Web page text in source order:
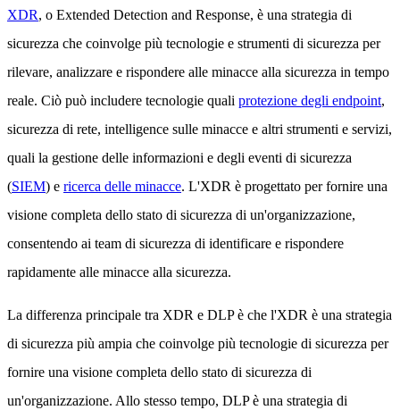
XDR, o Extended Detection and Response, è una strategia di
sicurezza che coinvolge più tecnologie e strumenti di sicurezza per
rilevare, analizzare e rispondere alle minacce alla sicurezza in tempo
reale. Ciò può includere tecnologie quali protezione degli endpoint,
sicurezza di rete, intelligence sulle minacce e altri strumenti e servizi,
quali la gestione delle informazioni e degli eventi di sicurezza
(SIEM) e ricerca delle minacce. L'XDR è progettato per fornire una
visione completa dello stato di sicurezza di un'organizzazione,
consentendo ai team di sicurezza di identificare e rispondere
rapidamente alle minacce alla sicurezza.
La differenza principale tra XDR e DLP è che l'XDR è una strategia
di sicurezza più ampia che coinvolge più tecnologie di sicurezza per
fornire una visione completa dello stato di sicurezza di
un'organizzazione. Allo stesso tempo, DLP è una strategia di